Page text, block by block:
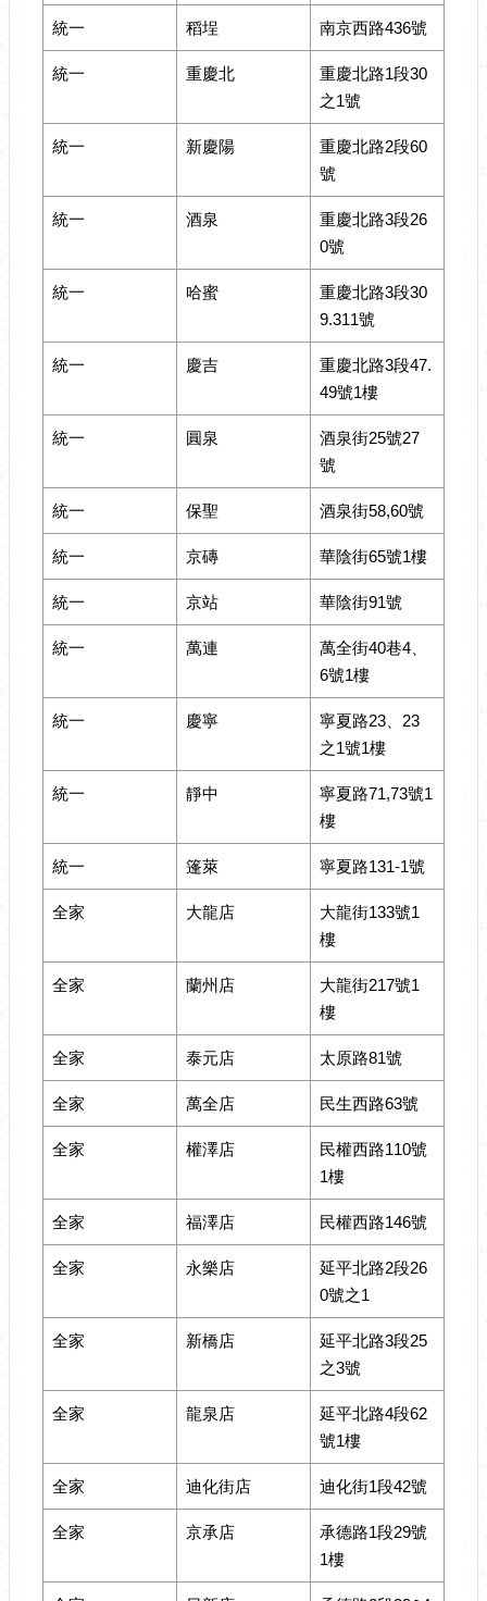
統一 稻埕 南京西路436號
統一 重慶北
重慶北路1段30
之1號
統一 新慶陽
重慶北路2段60
號
統一 酒泉
重慶北路3段26
0號
統一 哈蜜
重慶北路3段30
9.311號
統一 慶吉
重慶北路3段47.
49號1樓
統一 圓泉
酒泉街25號27
號
統一 保聖 酒泉街58,60號
統一 京磚 華陰街65號1樓
統一 京站 華陰街91號
統一 萬連
萬全街40巷4、
6號1樓
統一 慶寧
寧夏路23、23
之1號1樓
統一 靜中
寧夏路71,73號1
樓
統一 篷萊 寧夏路131-1號
全家 大龍店
大龍街133號1
樓
全家 蘭州店
大龍街217號1
樓
全家 泰元店 太原路81號
全家 萬全店 民生西路63號
全家 權澤店
民權西路110號
1樓
全家 福澤店 民權西路146號
全家 永樂店
延平北路2段26
0號之1
全家 新橋店
延平北路3段25
之3號
全家 龍泉店
延平北路4段62
號1樓
全家 迪化街店 迪化街1段42號
全家 京承店
承德路1段29號
1樓